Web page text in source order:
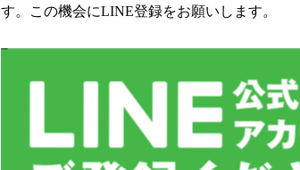
す。この機会にLINE登録をお願いします。